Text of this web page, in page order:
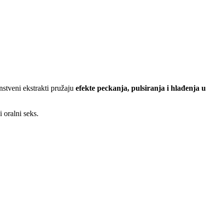
ekstrakti pružaju efekte peckanja, pulsiranja i hlađenja u
oralni seks.